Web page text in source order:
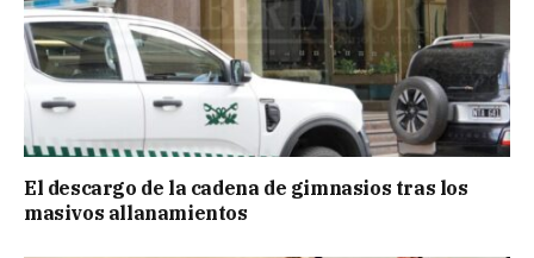
El descargo de la cadena de gimnasios tras los
masivos allanamientos